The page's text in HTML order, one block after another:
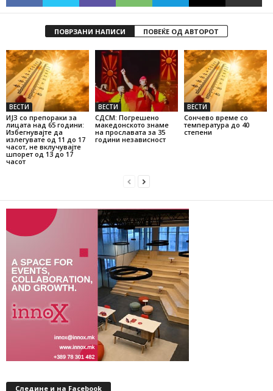
ПОВРЗАНИ НАПИСИ ПОВЕЌЕ ОД АВТОРОТ
ВЕСТИ
ИЈЗ со препораки за
лицата над 65 години:
Избегнувајте да
излегувате од 11 до 17
часот, не вклучувајте
шпорет од 13 до 17
часот
ВЕСТИ
СДСМ: Погрешено
македонското знаме
на прославата за 35
години независност
ВЕСТИ
Сончево време со
температура до 40
степени
Следине и на Facebook